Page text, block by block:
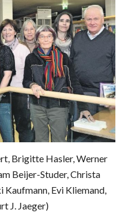
Brigitte Hasler, Werner
Beijer-Studer, Christa
Kaufmann, Evi Kliemand,
J. Jaeger)